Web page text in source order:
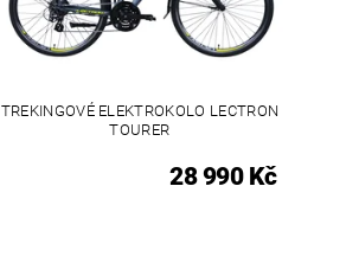
TREKINGOVÉ ELEKTROKOLO LECTRON
TOURER
28 990 Kč